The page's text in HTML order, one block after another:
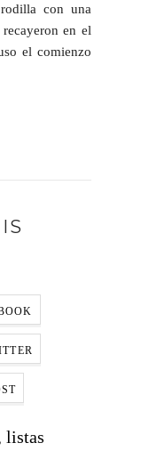
con una
en el
el comienzo
listas